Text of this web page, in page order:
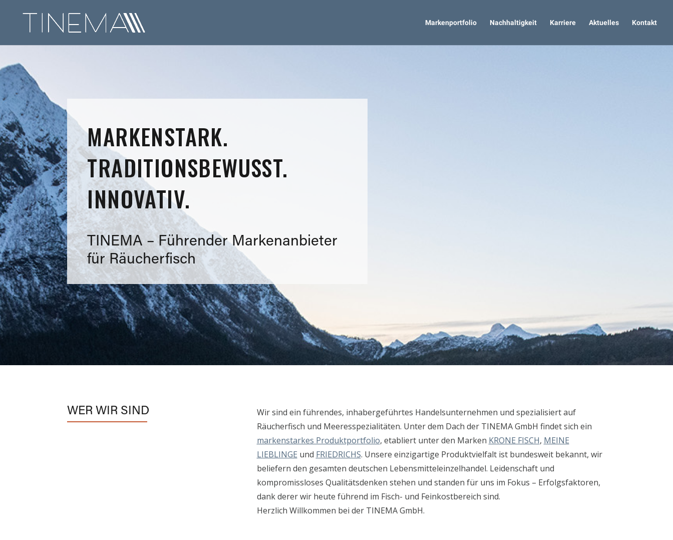
Markenportfolio Nachhaltigkeit Karriere Aktuelles Kontakt
MARKENSTARK.
TRADITIONSBEWUSST.
INNOVATIV.
TINEMA – Führender Markenanbieter
für Räucherfisch
WER WIR SIND
Wir sind ein führendes, inhabergeführtes Handelsunternehmen und spezialisiert auf
Räucherfisch und Meeresspezialitäten. Unter dem Dach der TINEMA GmbH findet sich ein
markenstarkes Produktportfolio, etabliert unter den Marken KRONE FISCH, MEINE
LIEBLINGE und FRIEDRICHS. Unsere einzigartige Produktvielfalt ist bundesweit bekannt, wir
beliefern den gesamten deutschen Lebensmitteleinzelhandel. Leidenschaft und
kompromissloses Qualitätsdenken stehen und standen für uns im Fokus – Erfolgsfaktoren,
dank derer wir heute führend im Fisch- und Feinkostbereich sind.
Herzlich Willkommen bei der TINEMA GmbH.